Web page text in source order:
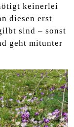
keinerlei
diesen erst
sind – sonst
geht mitunter